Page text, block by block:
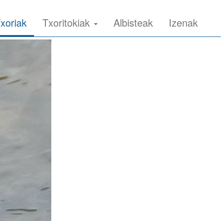
Txoritokiak Albisteak Izenak